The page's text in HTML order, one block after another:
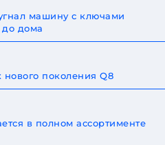
машину с ключами
до дома
поколения Q8
в полном ассортименте